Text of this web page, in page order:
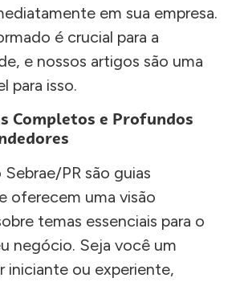
em sua empresa.
é crucial para a
e nossos artigos são uma
para isso.
Completos e Profundos
Sebrae/PR são guias
oferecem uma visão
temas essenciais para o
negócio. Seja você um
iniciante ou experiente,